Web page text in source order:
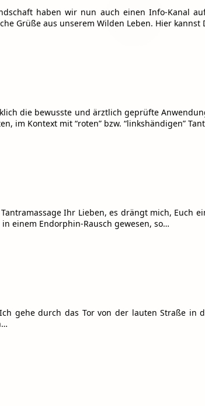
haben wir nun auch einen Info-Kanal
Grüße aus unserem Wilden Leben. Hier kannst
die bewusste und ärztlich geprüfte
im Kontext mit “roten” bzw. “linkshändigen”
Ihr Lieben, es drängt mich, Euch
einem Endorphin-Rausch gewesen, so…
Ich gehe durch das Tor von der lauten Straße